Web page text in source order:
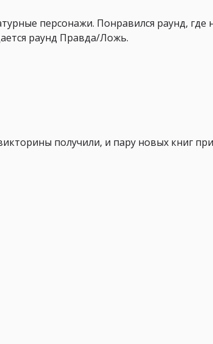
персонажи. Понравился раунд, где
раунд Правда/Ложь.
получили, и пару новых книг